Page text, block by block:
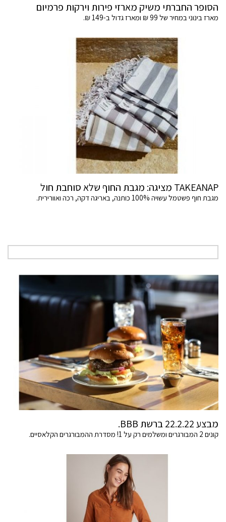
הסופר החברתי משיק מארזי פירות וירקות פרמיום
מארז בינוני במחיר של 99 ₪ ומארז גדול ב-149 ₪.
TAKEANAP מציגה: מגבת החוף שלא סוחבת חול
מגבת חוף פשטמל עשויה 100% כותנה, באריגה דקה, רכה ואוורירית.
מבצע 22.2.22 ברשת BBB.
קונים 2 המבורגרים ומשלמים רק על 1! מסדרת ההמבורגרים הקלאסיים.